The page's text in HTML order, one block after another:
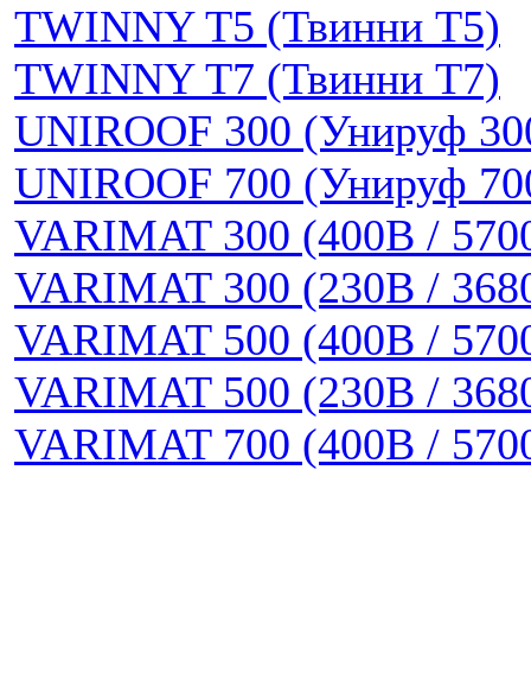
TWINNY T5 (Твинни Т5)
TWINNY T7 (Твинни Т7)
UNIROOF 300 (Унируф
UNIROOF 700 (Унируф
VARIMAT 300 (400В /
VARIMAT 300 (230В /
VARIMAT 500 (400В /
VARIMAT 500 (230В /
VARIMAT 700 (400В /